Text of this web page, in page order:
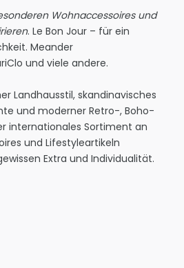
Wohnaccessoires und
. Le Bon Jour – für ein
Meander
und viele andere.
Landhausstil, skandinavisches
und moderner Retro-, Boho-
internationales Sortiment an
und Lifestyleartikeln
Extra und Individualität.